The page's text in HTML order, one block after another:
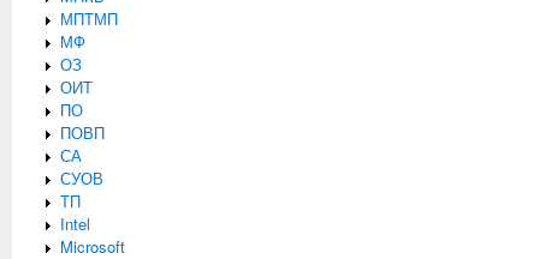
МПТМП
МФ
ОЗ
ОИТ
ПО
ПОВП
СА
СУОВ
ТП
Intel
Microsoft